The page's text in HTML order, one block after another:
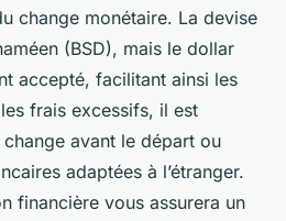
change monétaire. La devise
(BSD), mais le dollar
accepté, facilitant ainsi les
frais excessifs, il est
avant le départ ou
adaptées à l’étranger.
financière vous assurera un